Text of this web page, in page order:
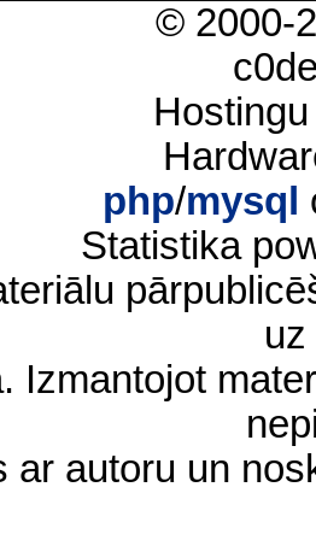
© 2000-
php/mysql
Statistika
Izmantojot
ar autoru un